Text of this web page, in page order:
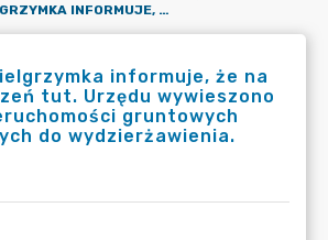
WÓJT GMINY PIELGRZYMKA INFORMUJE, ŻE NA TABLICY OGŁOSZEŃ TUT. URZĘDU WYWIESZONO WYKAZ DLA NIERUCHOMOŚCI GRUNTOWYCH PRZEZNACZONYCH DO WYDZIERŻAWIENIA.
informuje, że na
tut. Urzędu wywieszono
gruntowych
do wydzierżawienia.